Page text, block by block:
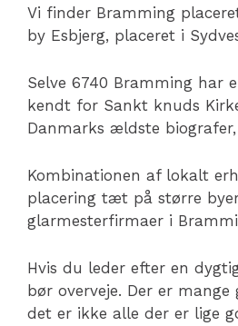
Vi finder Bramming
by Esbjerg, placeret i
Selve 6740 Bramming har
kendt for Sankt knuds
Danmarks ældste
Kombinationen af lokalt
placering tæt på større
glarmesterfirmaer i
Hvis du leder efter en
bør overveje. Der er
det er ikke alle der er lige